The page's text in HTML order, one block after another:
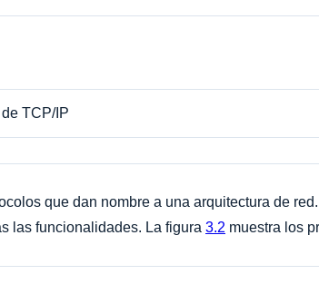
TCP/IP
que dan nombre a una arquitectura de
las funcionalidades. La figura 3.2 muestra los